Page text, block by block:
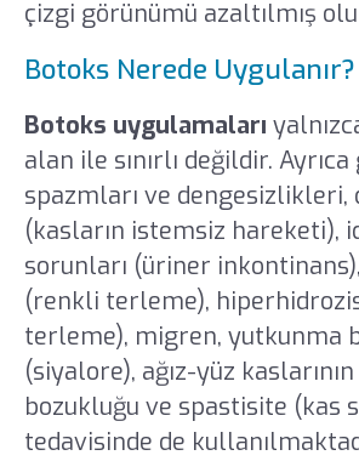
çizgi görünümü azaltılmış
Botoks Nerede Uygulanır?
Botoks uygulamaları
alan ile sınırlı değildir. Ayrıca
spazmları ve dengesizlikleri,
(kasların istemsiz hareketi),
sorunları (üriner
(renkli terleme), hiperhidrozis
terleme), migren, yutkunma
(siyalore), ağız-yüz
bozukluğu ve spastisite (kas
tedavisinde de